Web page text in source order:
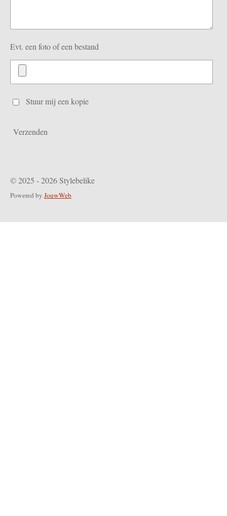
Evt. een foto of een bestand
Stuur mij een kopie
Verzenden
© 2025 - 2026 Stylebelike
Powered by JouwWeb